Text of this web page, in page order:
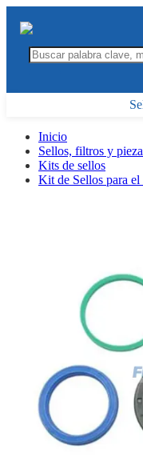
Inicio
Sellos, filtros y
Kits de sellos
Kit de Sellos para